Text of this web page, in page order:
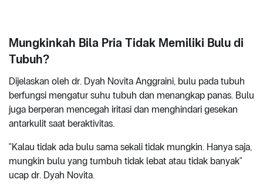
Mungkinkah Bila Pria Tidak Memiliki Bulu di
Tubuh?
Dijelaskan oleh dr. Dyah Novita Anggraini, bulu pada tubuh
berfungsi mengatur suhu tubuh dan menangkap panas. Bulu
juga berperan mencegah iritasi dan menghindari gesekan
antarkulit saat beraktivitas.
"Kalau tidak ada bulu sama sekali tidak mungkin. Hanya saja,
mungkin bulu yang tumbuh tidak lebat atau tidak banyak"
ucap dr. Dyah Novita.